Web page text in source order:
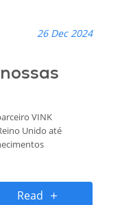
26 Dec 2024
VINK
Unido até
Read